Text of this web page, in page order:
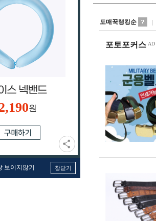
원
보이지않기 창닫기
도매꾹랭킹순
포토포커스